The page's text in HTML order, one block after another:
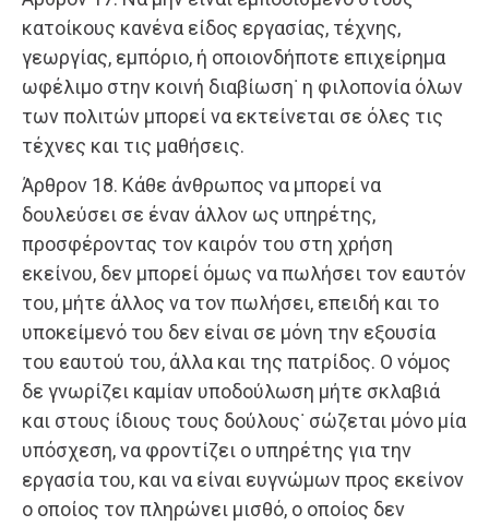
κατοίκους κανένα είδος εργασίας, τέχνης,
γεωργίας, εμπόριο, ή οποιονδήποτε επιχείρημα
ωφέλιμο στην κοινή διαβίωση˙ η φιλοπονία όλων
των πολιτών μπορεί να εκτείνεται σε όλες τις
τέχνες και τις μαθήσεις.
Άρθρον 18. Κάθε άνθρωπος να μπορεί να
δουλεύσει σε έναν άλλον ως υπηρέτης,
προσφέροντας τον καιρόν του στη χρήση
εκείνου, δεν μπορεί όμως να πωλήσει τον εαυτόν
του, μήτε άλλος να τον πωλήσει, επειδή και το
υποκείμενό του δεν είναι σε μόνη την εξουσία
του εαυτού του, άλλα και της πατρίδος. Ο νόμος
δε γνωρίζει καμίαν υποδούλωση μήτε σκλαβιά
και στους ίδιους τους δούλους˙ σώζεται μόνο μία
υπόσχεση, να φροντίζει ο υπηρέτης για την
εργασία του, και να είναι ευγνώμων προς εκείνον
ο οποίος τον πληρώνει μισθό, ο οποίος δεν